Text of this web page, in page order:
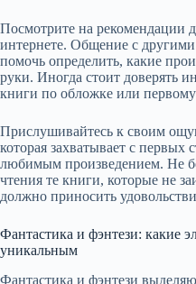
Посмотрите на рекомендации
интернете. Общение с
помочь определить, какие
руки. Иногда стоит доверять
книги по обложке или первому
Прислушивайтесь к своим
которая захватывает с первых
любимым произведением. Не
чтения те книги, которые не
должно приносить
Фантастика и фэнтези: какие
уникальным
Фантастика и фэнтези